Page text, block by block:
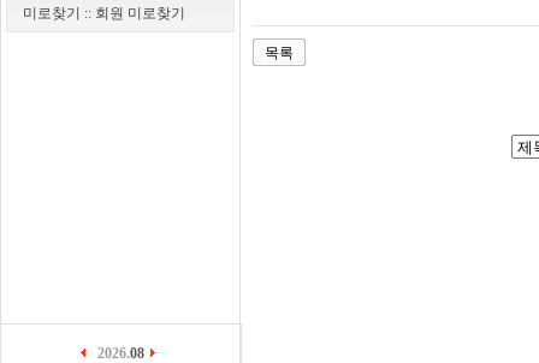
미로찾기 :: 회원 미로찾기
2026.08
목록